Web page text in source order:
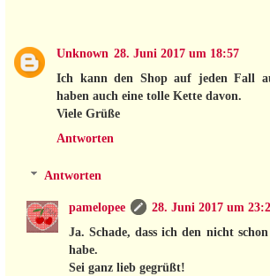
Unknown 28. Juni 2017 um 18:57
Ich kann den Shop auf jeden Fall
haben auch eine tolle Kette davon.
Viele Grüße
Antworten
Antworten
pamelopee
28. Juni 2017 um
Ja. Schade, dass ich den nicht
habe.
Sei ganz lieb gegrüßt!